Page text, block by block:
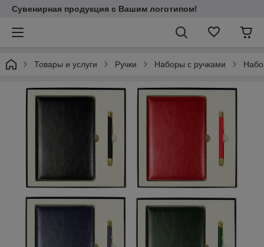
Сувенирная продукция с Вашим логотипом!
Товары и услуги Ручки Наборы с ручками